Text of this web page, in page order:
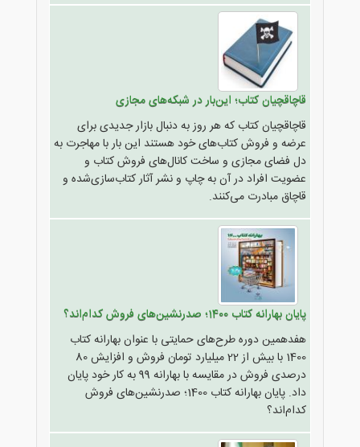
قاچاقچیان کتاب؛ این‌بار در شبکه‌های مجازی
قاچاقچیان کتاب که هر روز به دنبال بازار جدیدی برای
عرضه و فروش کتاب‌های خود هستند این بار با مهاجرت به
دل فضای مجازی و ساخت کانال‌های فروش کتاب و
عضویت افراد در آن به چاپ و نشر آثار کتاب‌سازی‌شده و
قاچاق مبادرت می‌کنند.
پایان بهارانه کتاب 1400؛ صدرنشین‌های فروش کدام‌اند؟
هفدهمین دوره طرح‌های حمایتی با عنوان بهارانه کتاب
1400 با بیش از 22 میلیارد تومان فروش و افزایش 80
درصدی فروش در مقایسه با بهارانه 99 به کار خود پایان
داد. پایان بهارانه کتاب 1400؛ صدرنشین‌های فروش
کدام‌اند؟